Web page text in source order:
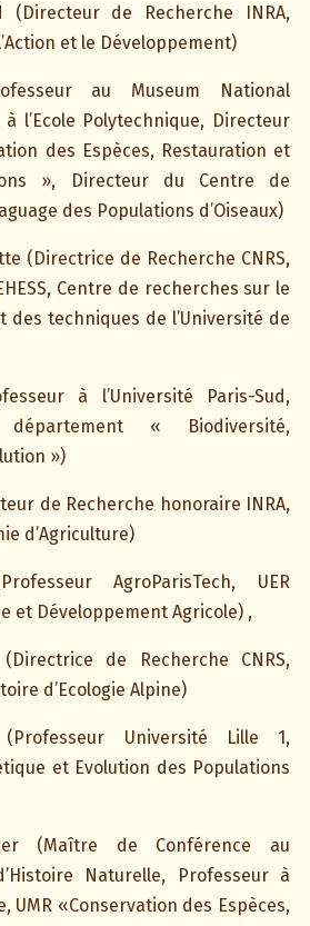
(Directeur de Recherche INRA,
et le Développement)
au Museum National
l’Ecole Polytechnique, Directeur
des Espèces, Restauration et
», Directeur du Centre de
des Populations d’Oiseaux)
(Directrice de Recherche CNRS,
Centre de recherches sur le
des techniques de l’Université de
à l’Université Paris-Sud,
département « Biodiversité,
»)
de Recherche honoraire INRA,
d’Agriculture)
AgroParisTech, UER
et Développement Agricole) ,
de Recherche CNRS,
d’Ecologie Alpine)
Université Lille 1,
et Evolution des Populations
(Maître de Conférence au
Naturelle, Professeur à
UMR «Conservation des Espèces,